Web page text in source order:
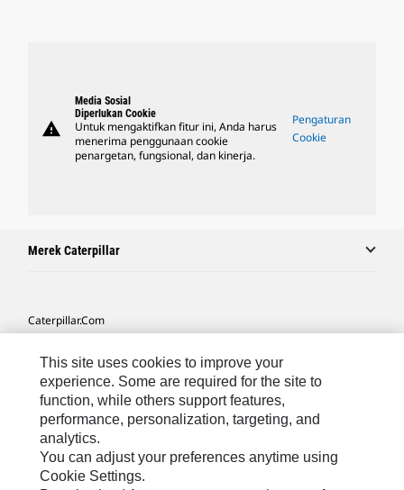
warning
Media Sosial
Diperlukan Cookie
Untuk mengaktifkan fitur ini, Anda harus
menerima penggunaan cookie
penargetan, fungsional, dan kinerja.
Pengaturan
Cookie
Merek Caterpillar
Caterpillar.com
Preferensi Pemasaran Saya
Peta Situs
Cookie Settings
Hukum
This site uses cookies to improve your
experience. Some are required for the site to
function, while others support features,
performance, personalization, targeting, and
analytics.
You can adjust your preferences anytime using
Cookie Settings.